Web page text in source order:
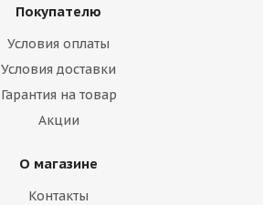
Покупателю
Условия оплаты
Условия доставки
Гарантия на товар
Акции
О магазине
Контакты